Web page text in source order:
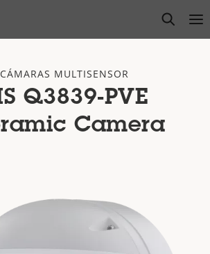
open
CÁMARAS MULTISENSOR
Q3839-PVE
Camera